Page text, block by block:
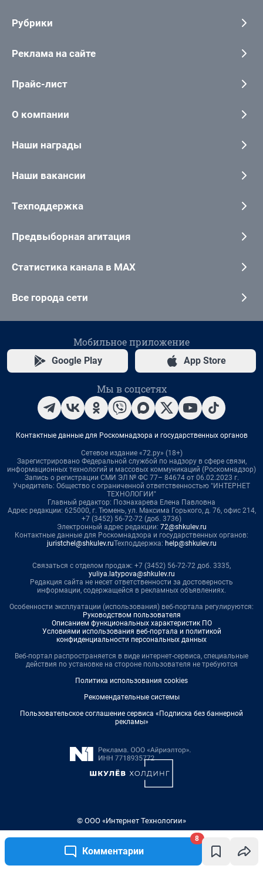
Комментарии
8
Рубрики
Реклама на сайте
Прайс-лист
О компании
Наши награды
Наши вакансии
Техподдержка
Предвыборная агитация
Статистика канала в MAX
Все города сети
Мобильное приложение
Google Play App Store
Мы в соцсетях
Контактные данные для Роскомнадзора и государственных органов
Сетевое издание «72.ру» (18+)
Зарегистрировано Федеральной службой по надзору в сфере связи,
информационных технологий и массовых коммуникаций (Роскомнадзор)
Запись о регистрации СМИ ЭЛ № ФС 77– 84674 от 06.02.2023 г.
Учредитель: Общество с ограниченной ответственностью "ИНТЕРНЕТ
ТЕХНОЛОГИИ"
Главный редактор: Познахарева Елена Павловна
Адрес редакции: 625000, г. Тюмень, ул. Максима Горького, д. 76, офис 214,
+7 (3452) 56-72-72 (доб. 3736)
Электронный адрес редакции: 72@shkulev.ru
Контактные данные для Роскомнадзора и государственных органов:
juristchel@shkulev.ruТехподдержка: help@shkulev.ru
Связаться с отделом продаж: +7 (3452) 56-72-72 доб. 3335,
yuliya.latypova@shkulev.ru
Редакция сайта не несет ответственности за достоверность
информации, содержащейся в рекламных объявлениях.
Особенности эксплуатации (использования) веб-портала регулируются:
Руководством пользователя
Описанием функциональных характеристик ПО
Условиями использования веб-портала и политикой
конфиденциальности персональных данных
Веб-портал распространяется в виде интернет-сервиса, специальные
действия по установке на стороне пользователя не требуются
Политика использования cookies
Рекомендательные системы
Пользовательское соглашение сервиса «Подписка без баннерной
рекламы»
© ООО «Интернет Технологии»